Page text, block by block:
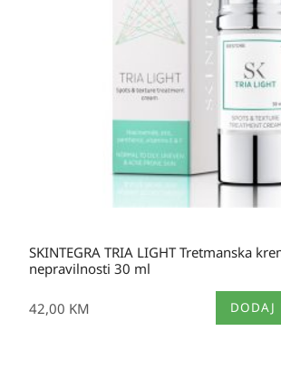
SKINTEGRA TRIA LIGHT Tretmanska
nepravilnosti 30 ml
42,00 KM DODAJ